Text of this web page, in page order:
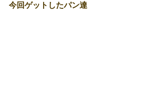
今回ゲットしたパン達